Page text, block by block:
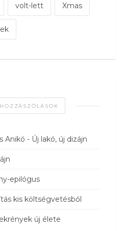
volt-lett Xmas
Anikó - Új lakó, új dizájn
epilógus
kis költségvetésből
új élete